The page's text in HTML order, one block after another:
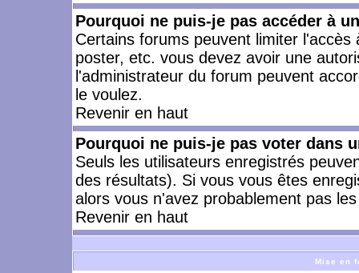
Pourquoi ne puis-je pas accéder à
Certains forums peuvent limiter
poster, etc. vous devez avoir une
l'administrateur du forum peuvent
le voulez.
Revenir en haut
Pourquoi ne puis-je pas voter dans
Seuls les utilisateurs enregistrés
des résultats). Si vous vous êtes
alors vous n'avez probablement pas
Revenir en haut
Mise en